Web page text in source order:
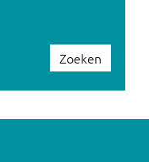
Zoeken